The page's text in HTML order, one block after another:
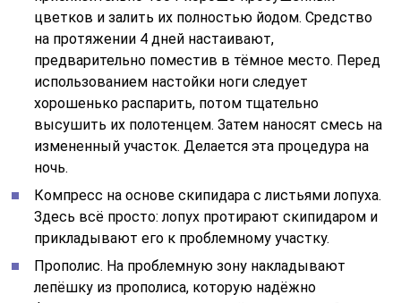
цветков и залить их полностью йодом. Средство
на протяжении 4 дней настаивают,
предварительно поместив в тёмное место. Перед
использованием настойки ноги следует
хорошенько распарить, потом тщательно
высушить их полотенцем. Затем наносят смесь на
измененный участок. Делается эта процедура на
ночь.
Компресс на основе скипидара с листьями лопуха.
Здесь всё просто: лопух протирают скипидаром и
прикладывают его к проблемному участку.
Прополис. На проблемную зону накладывают
лепёшку из прополиса, которую надёжно